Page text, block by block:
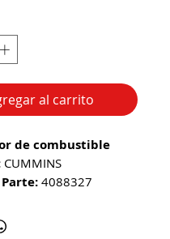
al carrito
de combustible
CUMMINS
4088327
ISX, QSX, X15, ISX15